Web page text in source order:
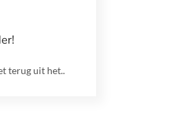
terug uit het..